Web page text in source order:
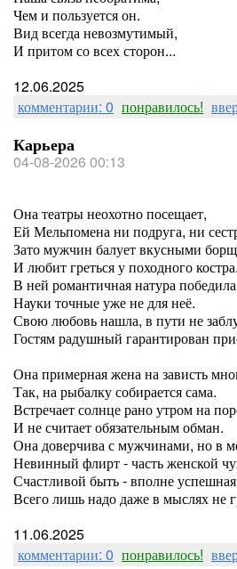
Чем и пользуется он.
Вид всегда невозмутимый,
И притом со всех сторон...
12.06.2025
комментарии: 0 понравилось!
Карьера
04-08-2026 00:13
Она театры неохотно посещает,
Ей Мельпомена ни подруга, ни
Зато мужчин балует вкусными
И любит греться у походного костра.
В ней романтичная натура
Науки точные уже не для неё.
Свою любовь нашла, в пути не
Гостям радушный гарантирован
Она примерная жена на зависть
Так, на рыбалку собирается сама.
Встречает солнце рано утром на
И не считает обязательным обман.
Она доверчива с мужчинами, но в
Невинный флирт - часть женской
Счастливой быть - вполне успешная
Всего лишь надо даже в мыслях не
11.06.2025
комментарии: 0 понравилось!